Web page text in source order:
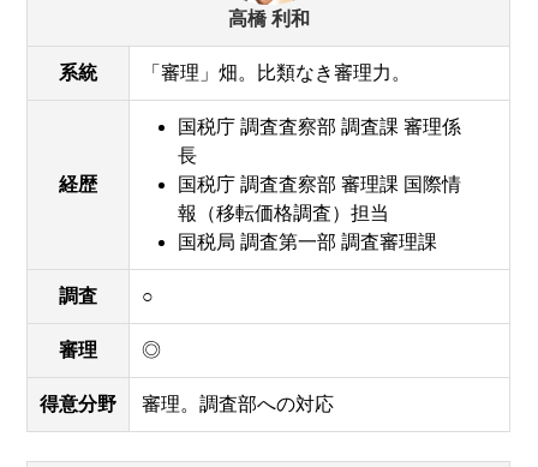
高橋 利和
系統 「審理」畑。比類なき審理力。
経歴
国税庁 調査査察部 調査課 審理係
長
国税庁 調査査察部 審理課 国際情
報（移転価格調査）担当
国税局 調査第一部 調査審理課
調査 ○
審理 ◎
得意分野 審理。調査部への対応